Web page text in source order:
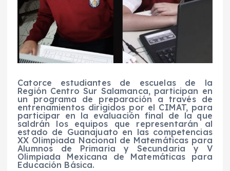
Catorce estudiantesde escuelas de la
Región Centro Sur Salamanca, participan en
un programa de preparación
a través de
entrenamientos dirigidos por el CIMAT, para
participar en la evaluación final de la que
saldrán los equipos que representarán al
estado de Guanajuato en las competencias
XX Olimpiada Nacional de Matemáticas para
Alumnos de Primaria y Secundaria y V
Olimpiada Mexicana de Matemáticas para
Educación Básica.